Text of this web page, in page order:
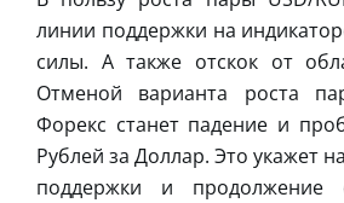
линии поддержки на
силы. А также отскок от
Отменой варианта роста
Форекс станет падение и
Рублей за Доллар. Это укажет
поддержки и продолжение